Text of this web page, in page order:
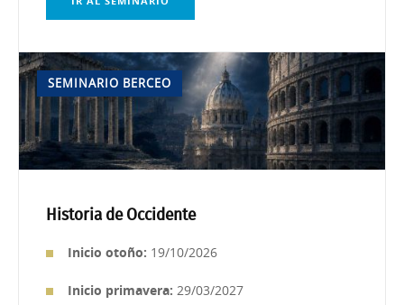
SEMINARIO BERCEO
Historia de Occidente
Inicio otoño: 19/10/2026
Inicio primavera: 29/03/2027